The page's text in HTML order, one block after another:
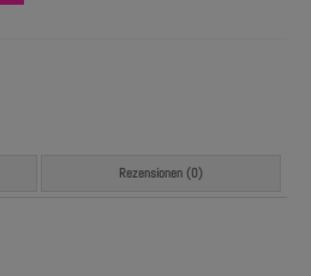
Rezensionen (0)